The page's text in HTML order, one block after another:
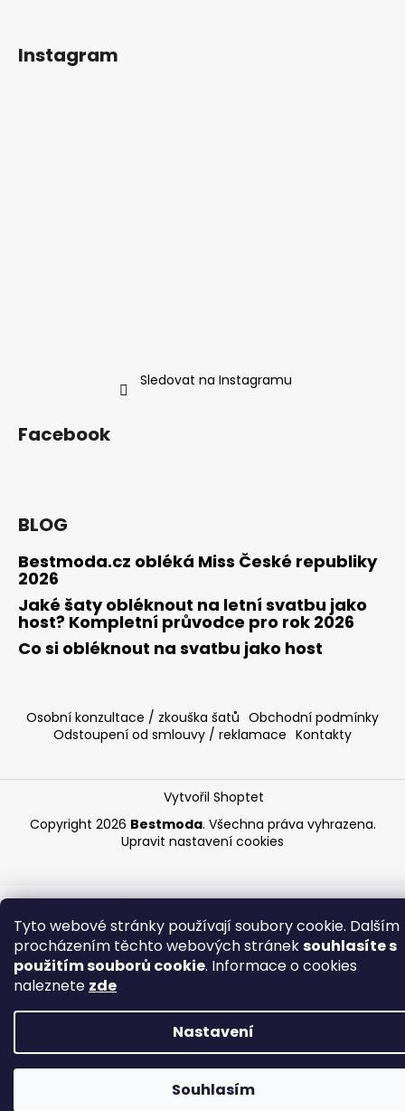
Tyto webové stránky používají soubory cookie. Dalším
procházením těchto webových stráneksouhlasíte s
použitím souborů cookie. Informace o cookies
naleznete zde
Nastavení
Souhlasím
20% sleva s kódem bestmoda20 na online objednávky do
Instagram
Sledovat na Instagramu
Facebook
BLOG
Bestmoda.cz obléká Miss České republiky
2026
Jaké šaty obléknout na letní svatbu jako
host? Kompletní průvodce pro rok 2026
Co si obléknout na svatbu jako host
Osobní konzultace / zkouška šatů Obchodní podmínky
Odstoupení od smlouvy / reklamace Kontakty
Vytvořil Shoptet
Copyright 2026 Bestmoda. Všechna práva vyhrazena.
Upravit nastavení cookies